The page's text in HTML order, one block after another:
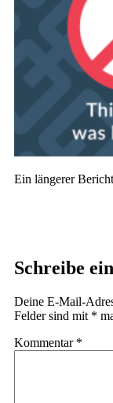
Ein längerer
Schreibe
Deine E-Mail-
Felder sind mit *
Kommentar *